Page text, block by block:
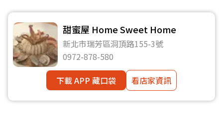
甜蜜屋 Home Sweet Home
新北市瑞芳區洞頂路155-3號
0972-878-580
下載 APP 藏口袋
看店家資訊